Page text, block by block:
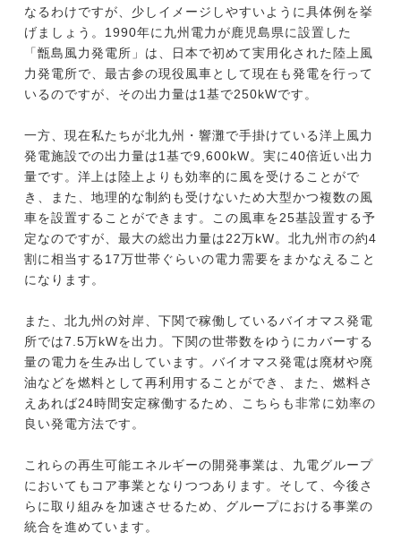
なるわけですが、少しイメージしやすいように具体例を挙
げましょう。1990年に九州電力が鹿児島県に設置した
「甑島風力発電所」は、日本で初めて実用化された陸上風
力発電所で、最古参の現役風車として現在も発電を行って
いるのですが、その出力量は1基で250kWです。
一方、現在私たちが北九州・響灘で手掛けている洋上風力
発電施設での出力量は1基で9,600kW。実に40倍近い出力
量です。洋上は陸上よりも効率的に風を受けることがで
き、また、地理的な制約も受けないため大型かつ複数の風
車を設置することができます。この風車を25基設置する予
定なのですが、最大の総出力量は22万kW。北九州市の約4
割に相当する17万世帯ぐらいの電力需要をまかなえること
になります。
また、北九州の対岸、下関で稼働しているバイオマス発電
所では7.5万kWを出力。下関の世帯数をゆうにカバーする
量の電力を生み出しています。バイオマス発電は廃材や廃
油などを燃料として再利用することができ、また、燃料さ
えあれば24時間安定稼働するため、こちらも非常に効率の
良い発電方法です。
これらの再生可能エネルギーの開発事業は、九電グループ
においてもコア事業となりつつあります。そして、今後さ
らに取り組みを加速させるため、グループにおける事業の
統合を進めています。